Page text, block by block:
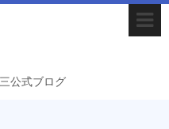
公式ブログ